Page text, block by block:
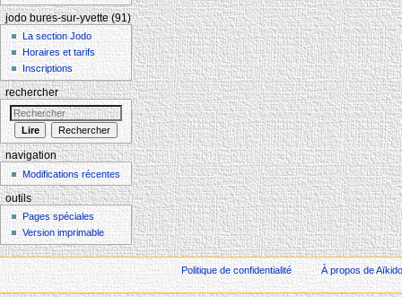
jodo bures-sur-yvette (91)
La section Jodo
Horaires et tarifs
Inscriptions
rechercher
navigation
Modifications récentes
outils
Pages spéciales
Version imprimable
Politique de confidentialité À propos de